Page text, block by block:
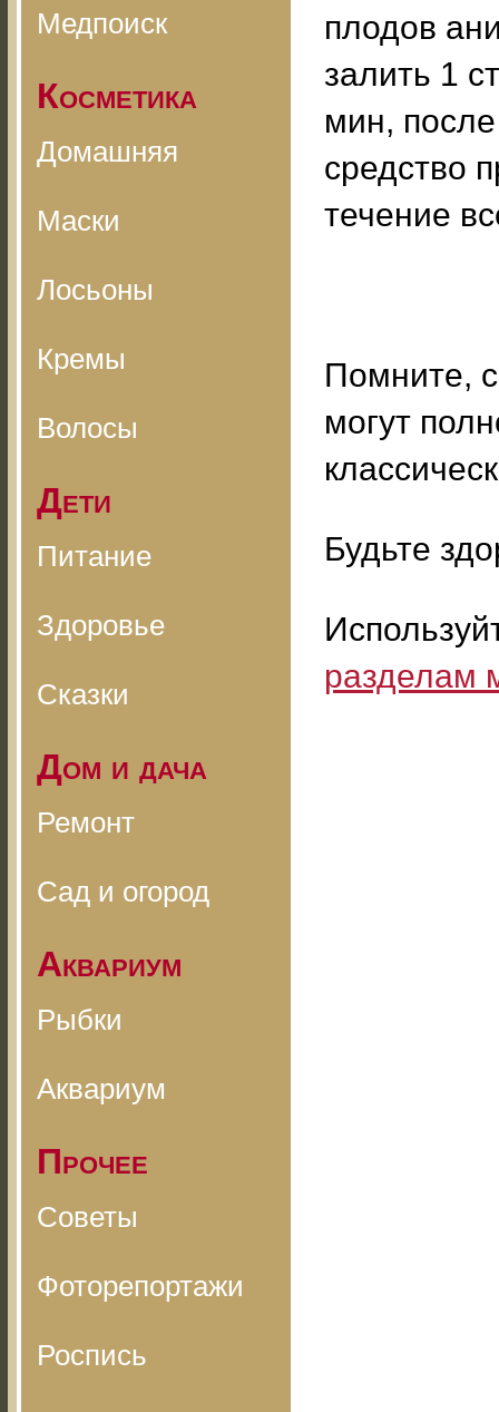
Медпоиск
Косметика
Домашняя
Маски
Лосьоны
Кремы
Волосы
Дети
Питание
Здоровье
Сказки
Дом и дача
Ремонт
Сад и огород
Аквариум
Рыбки
Аквариум
Прочее
Советы
Фоторепортажи
Роспись
плодов
залить 1
мин,
средство
течение
Помните,
могут
Будьте
разделам